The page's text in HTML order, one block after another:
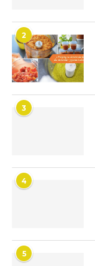
2
3
4
5